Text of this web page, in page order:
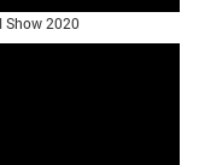
Show 2020